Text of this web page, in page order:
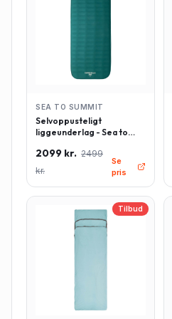
SEA TO SUMMIT
Selvoppusteligt
liggeunderlag - Sea to
Rektangulær - Large -
Grøn
2099 kr. 2499
kr.
Se
pris
Tilbud